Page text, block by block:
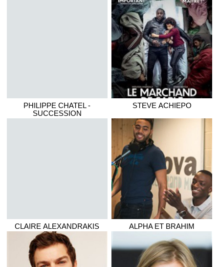
PHILIPPE CHATEL -
SUCCESSION
STEVE ACHIEPO
CLAIRE ALEXANDRAKIS ALPHA ET BRAHIM